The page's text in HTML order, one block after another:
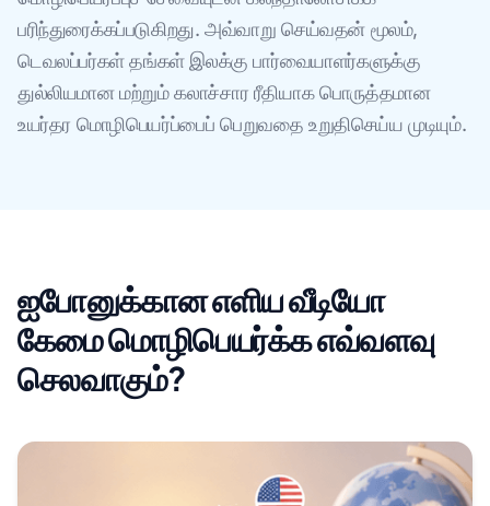
பரிந்துரைக்கப்படுகிறது. அவ்வாறு செய்வதன் மூலம்,
டெவலப்பர்கள் தங்கள் இலக்கு பார்வையாளர்களுக்கு
துல்லியமான மற்றும் கலாச்சார ரீதியாக பொருத்தமான
உயர்தர மொழிபெயர்ப்பைப் பெறுவதை உறுதிசெய்ய முடியும்.
ஐபோனுக்கான எளிய வீடியோ
கேமை மொழிபெயர்க்க எவ்வளவு
செலவாகும்?